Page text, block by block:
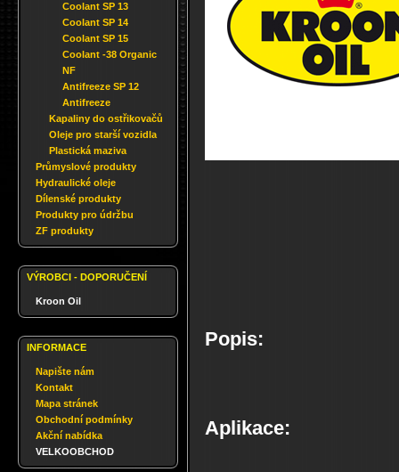
Coolant SP 13
Coolant SP 14
Coolant SP 15
Coolant -38 Organic
NF
Antifreeze SP 12
Antifreeze
Kapaliny do ostřikovačů
Oleje pro starší vozidla
Plastická maziva
Průmyslové produkty
Hydraulické oleje
Dílenské produkty
Produkty pro údržbu
ZF produkty
VÝROBCI - DOPORUČENÍ
Kroon Oil
INFORMACE
Napište nám
Kontakt
Mapa stránek
Obchodní podmínky
Akční nabídka
VELKOOBCHOD
Popis:
Aplikace: